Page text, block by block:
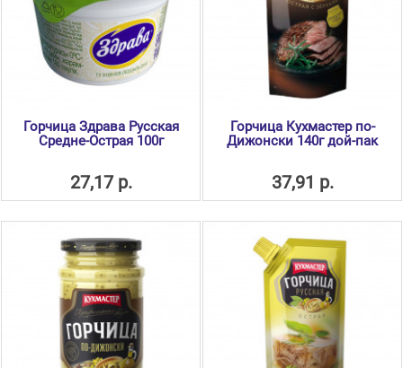
Горчица Здрава Русская
Средне-Острая 100г
27,17 р.
Горчица Кухмастер по-
Дижонски 140г дой-пак
37,91 р.